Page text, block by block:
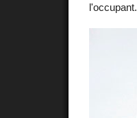
l'occupant.